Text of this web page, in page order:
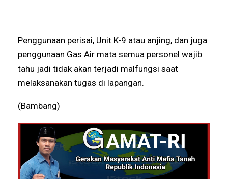
Penggunaan perisai, Unit K-9 atau anjing, dan juga
penggunaan Gas Air mata semua personel wajib
tahu jadi tidak akan terjadi malfungsi saat
melaksanakan tugas di lapangan.
(Bambang)